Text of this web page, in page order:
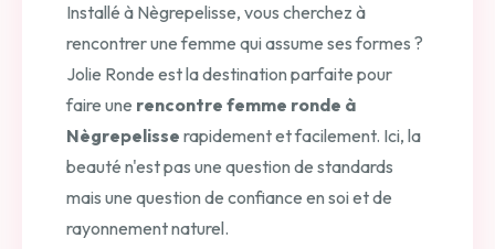
Installé à Nègrepelisse, vous cherchez à
rencontrer une femme qui assume ses formes ?
Jolie Ronde est la destination parfaite pour
faire une rencontre femme ronde à
Nègrepelisse rapidement et facilement. Ici, la
beauté n'est pas une question de standards
mais une question de confiance en soi et de
rayonnement naturel.